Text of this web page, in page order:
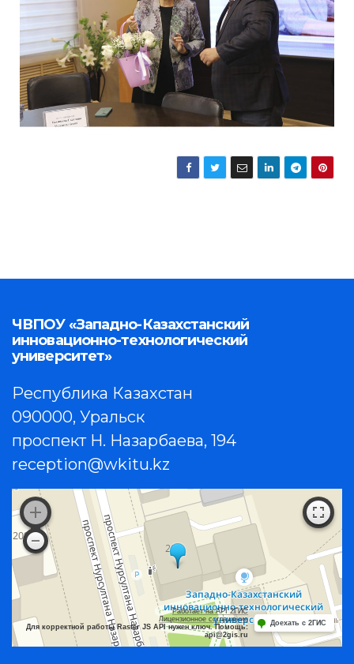
ЧВПОУ «Западно-Казахстанский
инновационно-технологический
университет»
Республика Казахстан
090000, Уральск
проспект Н. Назарбаева, 194
reception@wkitu.kz
Работает на API 2ГИС
Лицензионное соглашение
Для корректной работы Raster JS API нужен ключ. Помощь:
api@2gis.ru
Доехать с 2ГИС